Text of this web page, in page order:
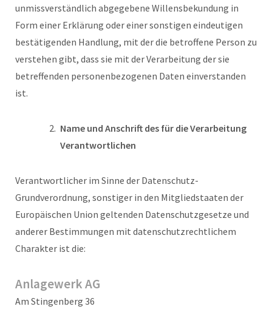
unmissverständlich abgegebene Willensbekundung in
Form einer Erklärung oder einer sonstigen eindeutigen
bestätigenden Handlung, mit der die betroffene Person zu
verstehen gibt, dass sie mit der Verarbeitung der sie
betreffenden personenbezogenen Daten einverstanden
ist.
Name und Anschrift des für die Verarbeitung
Verantwortlichen
Verantwortlicher im Sinne der Datenschutz-
Grundverordnung, sonstiger in den Mitgliedstaaten der
Europäischen Union geltenden Datenschutzgesetze und
anderer Bestimmungen mit datenschutzrechtlichem
Charakter ist die:
Anlagewerk AG
Am Stingenberg 36